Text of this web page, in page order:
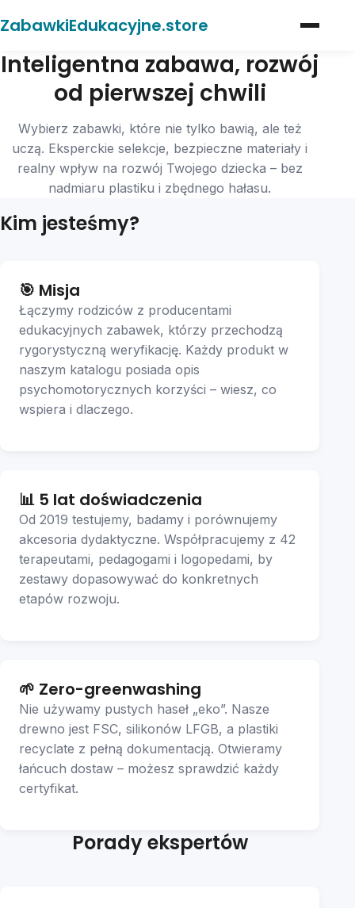
ZabawkiEdukacyjne.store
O nas
Porady
Oferty
Partnerzy
Kontakt
Inteligentna zabawa, rozwój
od pierwszej chwili
Wybierz zabawki, które nie tylko bawią, ale też
uczą. Eksperckie selekcje, bezpieczne materiały i
realny wpływ na rozwój Twojego dziecka – bez
nadmiaru plastiku i zbędnego hałasu.
Kim jesteśmy?
🎯 Misja
Łączymy rodziców z producentami
edukacyjnych zabawek, którzy przechodzą
rygorystyczną weryfikację. Każdy produkt w
naszym katalogu posiada opis
psychomotorycznych korzyści – wiesz, co
wspiera i dlaczego.
📊 5 lat doświadczenia
Od 2019 testujemy, badamy i porównujemy
akcesoria dydaktyczne. Współpracujemy z 42
terapeutami, pedagogami i logopedami, by
zestawy dopasowywać do konkretnych
etapów rozwoju.
🌱 Zero-greenwashing
Nie używamy pustych haseł „eko”. Nasze
drewno jest FSC, silikonów LFGB, a plastiki
recyclate z pełną dokumentacją. Otwieramy
łańcuch dostaw – możesz sprawdzić każdy
certyfikat.
Porady ekspertów